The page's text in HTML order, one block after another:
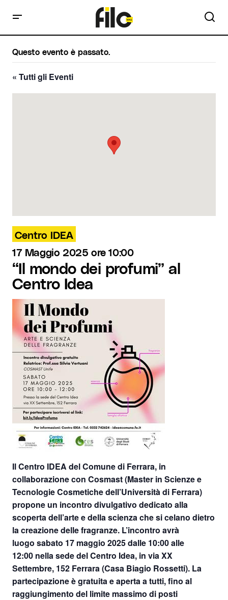
Questo evento è passato.
« Tutti gli Eventi
Centro IDEA
17 Maggio 2025 ore 10:00
“Il mondo dei profumi” al
Centro Idea
Il Centro IDEA del Comune di Ferrara, in
collaborazione con Cosmast (Master in Scienze e
Tecnologie Cosmetiche dell’Università di Ferrara)
propone un incontro divulgativo dedicato alla
scoperta dell’arte e della scienza che si celano dietro
la creazione delle fragranze. L’incontro avrà
luogo sabato 17 maggio 2025 dalle 10:00 alle
12:00 nella sede del Centro Idea, in via XX
Settembre, 152 Ferrara(Casa Biagio Rossetti). La
partecipazione ègratuita e aperta a tutti, fino al
raggiungimento del limite massimo di posti